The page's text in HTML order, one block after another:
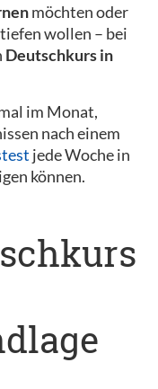
möchten oder
wollen – bei
Deutschkurs in
im Monat,
nach einem
jede Woche in
können.